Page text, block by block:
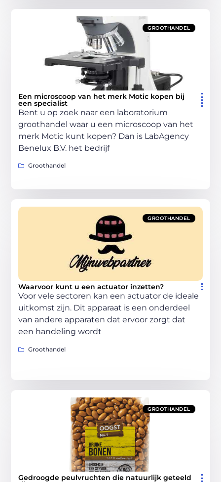
GROOTHANDEL
Een microscoop van het merk Motic kopen bij
een specialist
Bent u op zoek naar een laboratorium
groothandel waar u een microscoop van het
merk Motic kunt kopen? Dan is LabAgency
Benelux B.V. het bedrijf
Groothandel
GROOTHANDEL
Waarvoor kunt u een actuator inzetten?
Voor vele sectoren kan een actuator de ideale
uitkomst zijn. Dit apparaat is een onderdeel
van andere apparaten dat ervoor zorgt dat
een handeling wordt
Groothandel
GROOTHANDEL
Gedroogde peulvruchten die natuurlijk geteeld